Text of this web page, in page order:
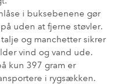
i buksebenene gør
uden at fjerne støvler.
og manchetter sikrer
vind og vand ude.
kun 397 gram er
i rygsækken.